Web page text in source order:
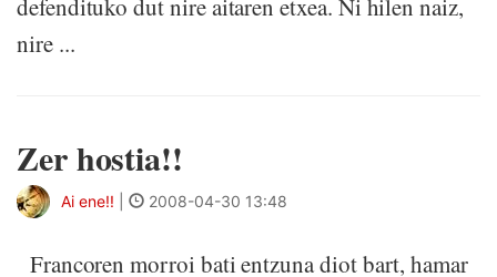
defendituko dut nire aitaren etxea. Ni hilen naiz,
nire ...
Zer hostia!!
Ai ene!! 2008-04-30 13:48
Francoren morroi bati entzuna diot bart, hamar